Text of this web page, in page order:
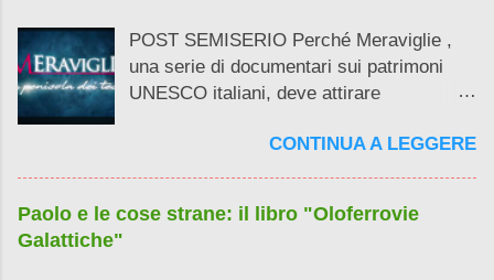
POST SEMISERIO Perché Meraviglie ,
una serie di documentari sui patrimoni
UNESCO italiani, deve attirare
pubblico femminile e in relazione al
conduttore Alberto Angela ? Perché le
Indiana " Jones erano stracolme di
CONTINUA A LEGGERE
Paolo e le cose strane: il libro "Oloferrovie
Galattiche"